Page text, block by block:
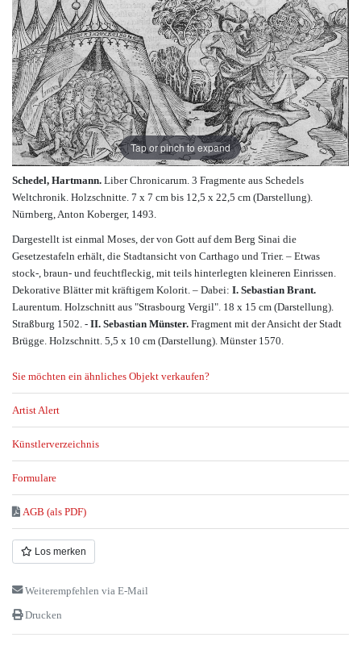
Tap or pinch to expand
Schedel, Hartmann. Liber Chronicarum. 3 Fragmente aus Schedels
Weltchronik. Holzschnitte. 7 x 7 cm bis 12,5 x 22,5 cm (Darstellung).
Nürnberg, Anton Koberger, 1493.
Dargestellt ist einmal Moses, der von Gott auf dem Berg Sinai die
Gesetzestafeln erhält, die Stadtansicht von Carthago und Trier. – Etwas
stock-, braun- und feuchtfleckig, mit teils hinterlegten kleineren Einrissen.
Dekorative Blätter mit kräftigem Kolorit. – Dabei: I. Sebastian Brant.
Laurentum. Holzschnitt aus "Strasbourg Vergil". 18 x 15 cm (Darstellung).
Straßburg 1502. - II. Sebastian Münster. Fragment mit der Ansicht der Stadt
Brügge. Holzschnitt. 5,5 x 10 cm (Darstellung). Münster 1570.
Sie möchten ein ähnliches Objekt verkaufen?
Artist Alert
Künstlerverzeichnis
Formulare
AGB (als PDF)
Los merken
Weiterempfehlen via E-Mail
Drucken